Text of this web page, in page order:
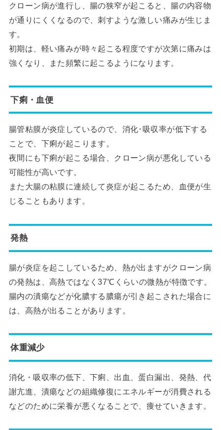
クローン病が進行し、腸の狭窄が起こると、腸の内容物
が通りにくくなるので、刺すような激しい痛みが生じま
す。
初期は、軽い痛みが時々起こる程度ですが次第に痛みは
強くなり、また頻繁に起こるようになります。
下痢・血便
腸管粘膜が炎症しているので、消化･吸収率が低下する
ことで、下痢が起こります。
夜間にも下痢が起こる場合、クローン病が悪化している
可能性が高いです。
また大腸の粘膜に連続して炎症が起こるため、血便が生
じることもあります。
発熱
腸が炎症を起こしているため、熱が出ますがクローン病
の発熱は、高熱ではなく37℃くらいの微熱が特徴です。
腸内の潰瘍などが化膿する膿瘍が引き起こされた場合に
は、高熱が出ることがあります。
体重減少
消化・吸収率の低下、下痢、出血、蛋白漏出、発熱、代
謝亢進、潰瘍などの組織修復にエネルギーが消費される
などのために栄養が悪くなることで、痩せていきます。